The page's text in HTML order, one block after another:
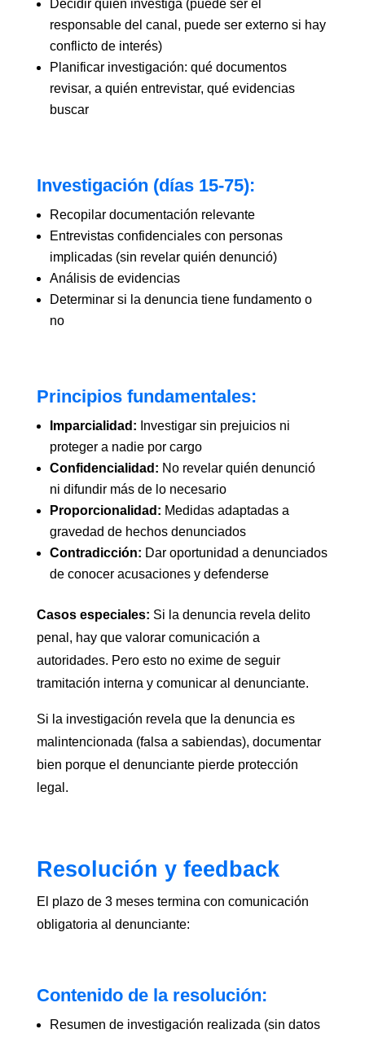
Decidir quién investiga (puede ser el
responsable del canal, puede ser externo si hay
conflicto de interés)
Planificar investigación: qué documentos
revisar, a quién entrevistar, qué evidencias
buscar
Investigación (días 15-75):
Recopilar documentación relevante
Entrevistas confidenciales con personas
implicadas (sin revelar quién denunció)
Análisis de evidencias
Determinar si la denuncia tiene fundamento o
no
Principios fundamentales:
Imparcialidad: Investigar sin prejuicios ni
proteger a nadie por cargo
Confidencialidad: No revelar quién denunció
ni difundir más de lo necesario
Proporcionalidad: Medidas adaptadas a
gravedad de hechos denunciados
Contradicción: Dar oportunidad a denunciados
de conocer acusaciones y defenderse
Casos especiales: Si la denuncia revela delito
penal, hay que valorar comunicación a
autoridades. Pero esto no exime de seguir
tramitación interna y comunicar al denunciante.
Si la investigación revela que la denuncia es
malintencionada (falsa a sabiendas), documentar
bien porque el denunciante pierde protección
legal.
Resolución y feedback
El plazo de 3 meses termina con comunicación
obligatoria al denunciante:
Contenido de la resolución:
Resumen de investigación realizada (sin datos